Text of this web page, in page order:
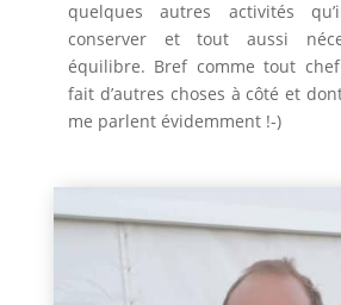
quelques autres activités
conserver et tout aussi
équilibre. Bref comme tout
fait d’autres choses à côté et
me parlent évidemment !-)